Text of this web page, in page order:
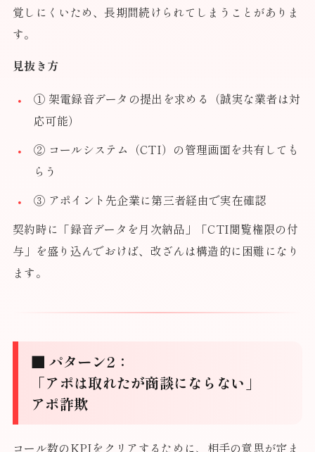
覚しにくいため、長期間続けられてしまうことがありま
す。
見抜き方
① 架電録音データの提出を求める（誠実な業者は対
応可能）
② コールシステム（CTI）の管理画面を共有しても
らう
③ アポイント先企業に第三者経由で実在確認
契約時に「録音データを月次納品」「CTI閲覧権限の付
与」を盛り込んでおけば、改ざんは構造的に困難になり
ます。
■ パターン2：
「アポは取れたが商談にならない」
アポ詐欺
コール数のKPIをクリアするために、相手の意思が定ま